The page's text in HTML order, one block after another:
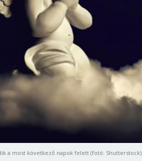
a most következő napok felett (fotó: Shutterstock)